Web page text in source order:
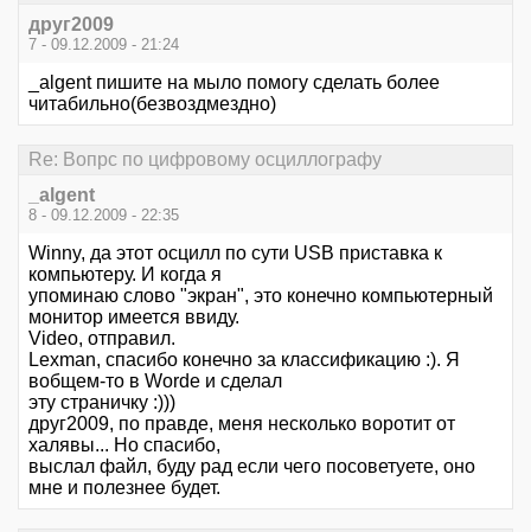
друг2009
7 - 09.12.2009 - 21:24
_algent пишите на мыло помогу сделать более
читабильно(безвоздмездно)
Re: Вопрс по цифровому осциллографу
_algent
8 - 09.12.2009 - 22:35
Winny, да этот осцилл по сути USB приставка к
компьютеру. И когда я
упоминаю слово "экран", это конечно компьютерный
монитор имеется ввиду.
Video, отправил.
Lexman, спасибо конечно за классификацию :). Я
вобщем-то в Wordе и сделал
эту страничку :)))
друг2009, по правде, меня несколько воротит от
халявы... Но спасибо,
выслал файл, буду рад если чего посоветуете, оно
мне и полезнее будет.